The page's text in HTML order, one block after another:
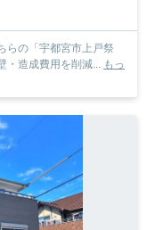
らの「宇都宮市上戸祭
・造成費用を削減... もっ